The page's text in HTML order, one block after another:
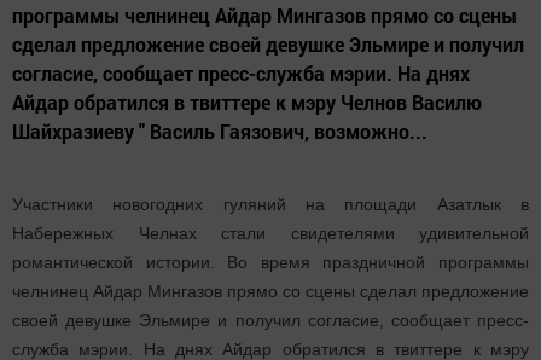
программы челнинец Айдар Мингазов прямо со сцены
сделал предложение своей девушке Эльмире и получил
согласие, сообщает пресс-служба мэрии. На днях
Айдар обратился в твиттере к мэру Челнов Василю
Шайхразиеву " Василь Гаязович, возможно...
Участники новогодних гуляний на площади Азатлык в
Набережных Челнах стали свидетелями удивительной
романтической истории. Во время праздничной программы
челнинец Айдар Мингазов прямо со сцены сделал предложение
своей девушке Эльмире и получил согласие, сообщает пресс-
служба мэрии. На днях Айдар обратился в твиттере к мэру